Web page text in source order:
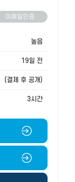
이메일인증
높음
19일 전
(결제 후 공개)
3시간